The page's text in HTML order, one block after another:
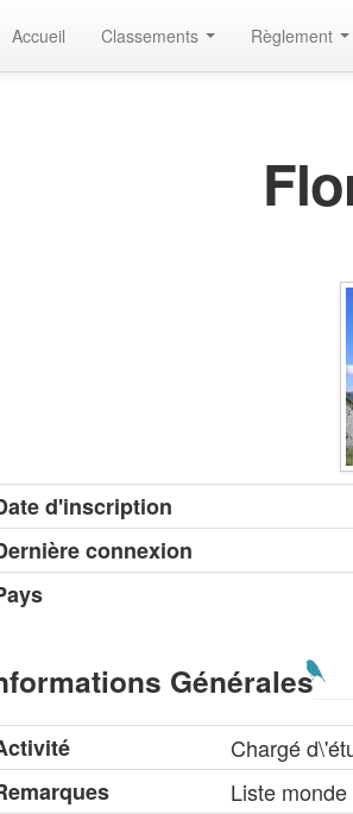
Accueil Classements Règlement
d'inscription
connexion
Générales
Chargé
Liste